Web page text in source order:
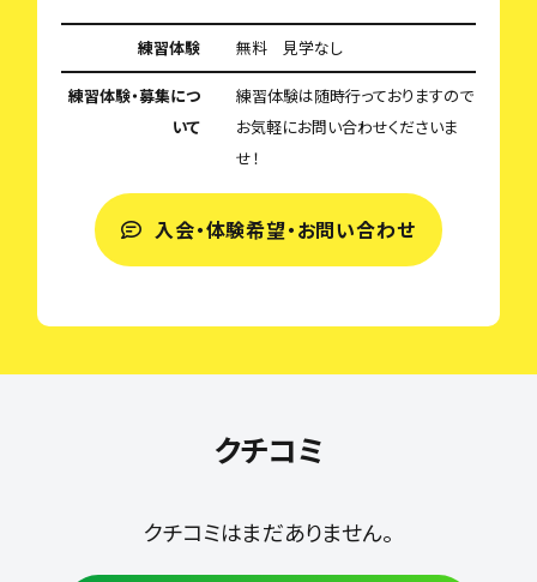
練習体験 無料 見学なし
練習体験・募集につ
いて
練習体験は随時行っておりますので
お気軽にお問い合わせくださいま
せ！
入会・体験希望・お問い合わせ
クチコミ
クチコミはまだありません。